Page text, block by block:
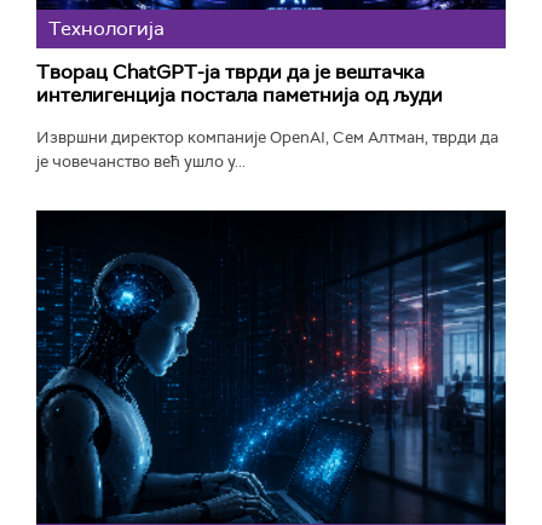
Технологијa
Творац ChatGPT-ја тврди да је вештачка
интелигенција постала паметнија од људи
Извршни директор компаније OpenAI, Сем Алтман, тврди да
је човечанство већ ушло у...